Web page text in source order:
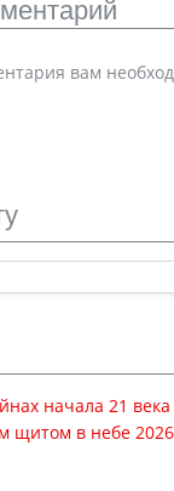
вам
начала 21
щитом в небе 2026